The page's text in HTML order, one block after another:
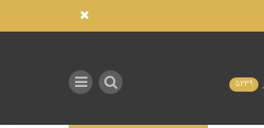
5239